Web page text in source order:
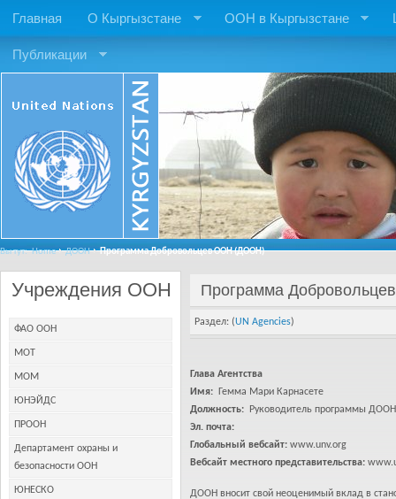
Главная О Кыргызстане ООН в Кыргызстане
Публикации
Вы тут: Home ДООН Программа Добровольцев ООН (ДООН)
Учреждения ООН
ФАО ООН
МОТ
МОМ
ЮНЭЙДС
ПРООН
Департамент охраны и
безопасности ООН
ЮНЕСКО
Программа
Раздел: (UN Agencies)
Глава Агентства
Имя:
Гемма Мари Карнасете
Должность: Руководитель программы ДООН
Эл. почта:
Глобальный вебсайт: www.unv.org
Вебсайт местного представительства:
ДООН вносит свой неоценимый вклад в